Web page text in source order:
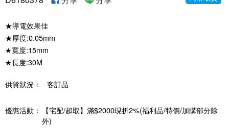
★導電效果佳
★厚度:0.05mm
★寬度:15mm
★長度:30M
供貨狀況： 客訂品
優惠活動：
【宅配/超取】滿$2000現折2%(福利品/特價/加購部分除
外)